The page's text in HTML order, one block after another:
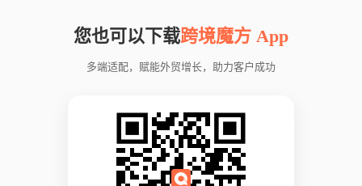
您也可以下载跨境魔方 App
多端适配，赋能外贸增长，助力客户成功